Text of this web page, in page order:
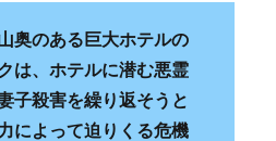
奥のある巨大ホテルの
は、ホテルに潜む悪霊
子殺害を繰り返そうと
によって迫りくる危機